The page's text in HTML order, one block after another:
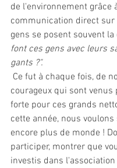
de l'environnement grâce
communication direct sur
gens se posent souvent
font ces gens avec leurs
gants ?".
courageux qui sont venus
forte pour ces grands
cette année, nous
encore plus de monde !
participer, montrer que
investis dans